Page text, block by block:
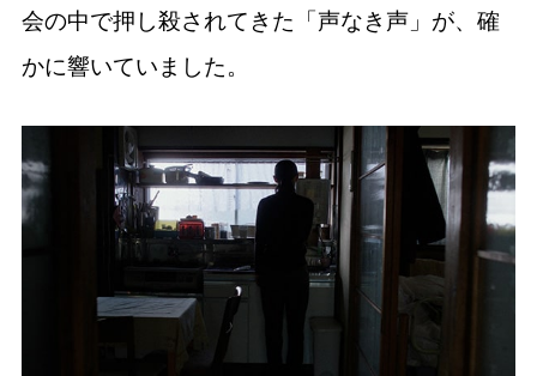
会の中で押し殺されてきた「声なき声」が、確
かに響いていました。